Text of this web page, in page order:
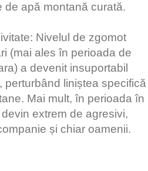
de apă montană curată.
Nivelul de zgomot
(mai ales în perioada de
a devenit insuportabil
perturbând liniștea specifică
Mai mult, în perioada în
extrem de agresivi,
și chiar oamenii.